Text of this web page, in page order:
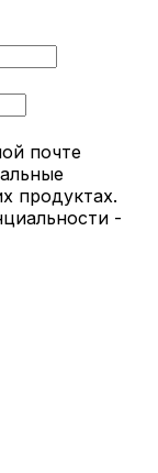
всех
почте
продуктах.
-